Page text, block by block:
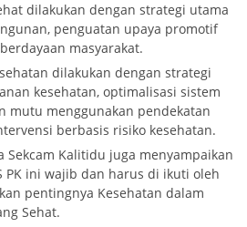
dilakukan dengan strategi utama
penguatan upaya promotif
masyarakat.
dilakukan dengan strategi
kesehatan, optimalisasi sistem
mutu menggunakan pendekatan
berbasis risiko kesehatan.
Sekcam Kalitidu juga menyampaikan
PK ini wajib dan harus di ikuti oleh
pentingnya Kesehatan dalam
Sehat.